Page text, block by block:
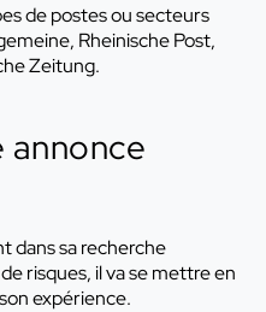
de postes ou secteurs
Rheinische Post,
Zeitung.
annonce
dans sa recherche
risques, il va se mettre en
expérience.